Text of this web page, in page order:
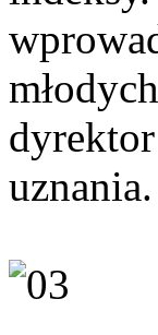
uznania.